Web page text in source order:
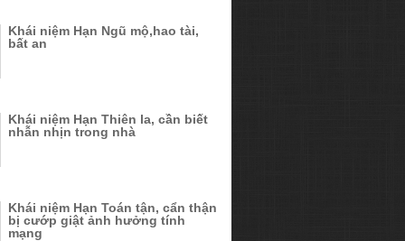
Khái niệm Hạn Ngũ mộ,hao tài,
bất an
Khái niệm Hạn Thiên la, cần biết
nhẫn nhịn trong nhà
Khái niệm Hạn Toán tận, cẩn thận
bị cướp giật ảnh hưởng tính
mạng